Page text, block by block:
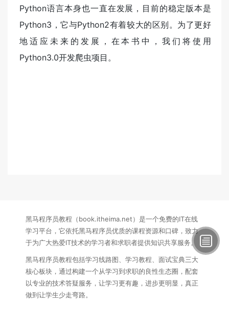
Python语言本身也一直在发展，目前的稳定版本是
Python3，它与Python2有着较大的区别。为了更好
地适应未来的发展，在本书中，我们将使用
Python3.0开发爬虫项目。
黑马程序员教程（book.itheima.net）是一个免费的IT在线
学习平台，它依托黑马程序员优质的课程资源和口碑，致力
于为广大热爱IT技术的学习者和求职者提供知识共享服务。
黑马程序员教程包括学习线路图、学习教程、面试宝典三大
核心板块，通过构建一个从学习到求职的良性生态圈，配套
以专业的技术答疑服务，让学习更有趣，进步更明显，真正
做到让学生少走弯路。